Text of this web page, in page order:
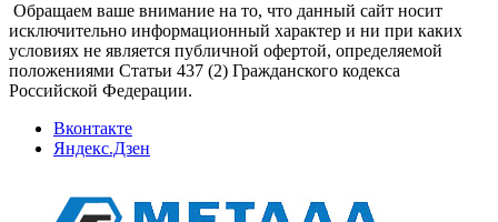
Обращаем ваше внимание на то, что данный сайт носит
исключительно информационный характер и ни при каких
условиях не является публичной офертой, определяемой
положениями Статьи 437 (2) Гражданского кодекса
Российской Федерации.
Вконтакте
Яндекс.Дзен